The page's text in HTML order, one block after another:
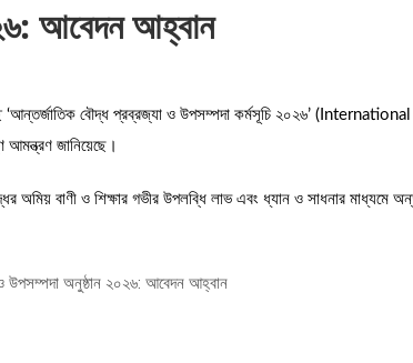
আবেদন আহ্বান
‘আন্তর্জাতিক বৌদ্ধ প্রব্রজ্যা ও উপসম্পদা কর্মসূচি ২০২৬’
আমন্ত্রণ জানিয়েছে।
অমিয় বাণী ও শিক্ষার গভীর উপলব্ধি লাভ এবং ধ্যান ও সাধনার মাধ্যমে
উপসম্পদা অনুষ্ঠান ২০২৬: আবেদন আহ্বান